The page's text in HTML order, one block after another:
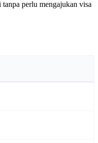
perlu mengajukan visa